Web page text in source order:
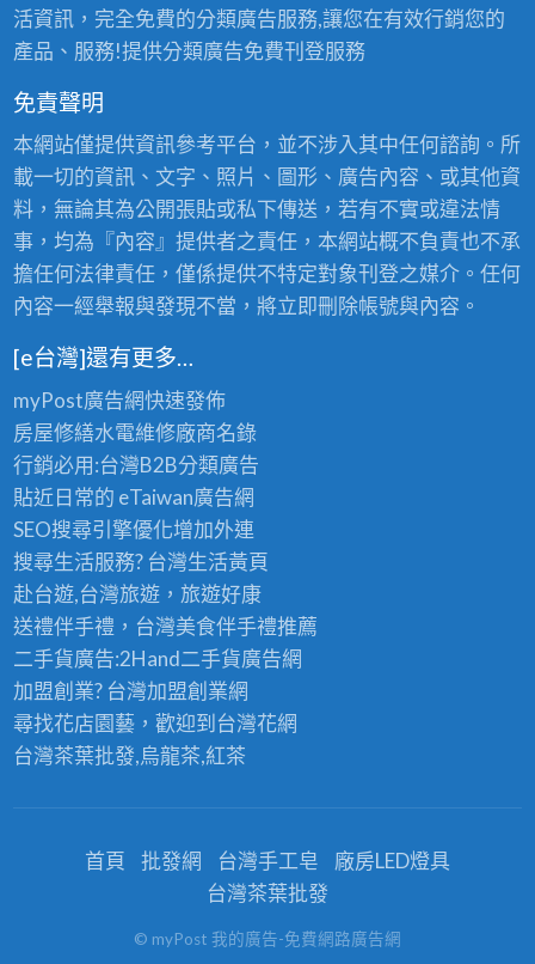
活資訊，完全免費的分類廣告服務,讓您在有效行銷您的
產品、服務!提供分類廣告免費刊登服務
免責聲明
本網站僅提供資訊參考平台，並不涉入其中任何諮詢。所
載一切的資訊、文字、照片、圖形、廣告內容、或其他資
料，無論其為公開張貼或私下傳送，若有不實或違法情
事，均為『內容』提供者之責任，本網站概不負責也不承
擔任何法律責任，僅係提供不特定對象刊登之媒介。任何
內容一經舉報與發現不當，將立即刪除帳號與內容。
[e台灣]還有更多…
myPost廣告網快速發佈
房屋修繕水電維修廠商名錄
行銷必用:台灣B2B分類廣告
貼近日常的 eTaiwan廣告網
SEO搜尋引擎優化增加外連
搜尋生活服務? 台灣生活黃頁
赴台遊,台灣旅遊，旅遊好康
送禮伴手禮，台灣美食伴手禮推薦
二手貨廣告:2Hand二手貨廣告網
加盟創業? 台灣加盟創業網
尋找花店園藝，歡迎到 台灣花網
台灣茶葉批發,烏龍茶,紅茶
首頁 批發網 台灣手工皂
廠房LED燈具
台灣茶葉批發
© myPost 我的廣告-免費網路廣告網